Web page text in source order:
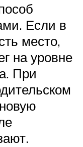
Если в
место,
на уровне
При